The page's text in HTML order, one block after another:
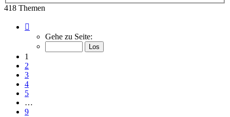
418 Themen
von
Gehe zu Seite:
1
2
3
4
5
…
9